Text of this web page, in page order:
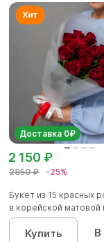
Доставка 0₽
2850 ₽ -25%
2 150 ₽
Букет из 15 красных
в корейской матовой
Купить В